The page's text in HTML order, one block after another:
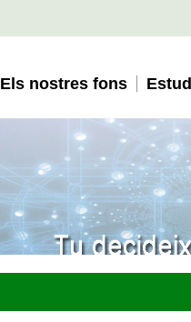
Els nostres fons